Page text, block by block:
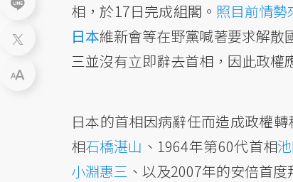
相，於17日完成組閣。 照目前情勢
日本維新會等在野黨喊著要求解散
三並沒有立即辭去首相，因此政權
日本的首相因病辭任而造成政權
相石橋湛山 、1964年第60代首相
小淵惠三 、以及2007年的安倍首度